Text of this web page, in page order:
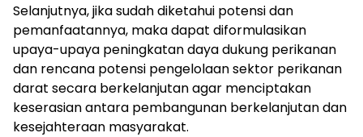
Selanjutnya, jika sudah diketahui potensi dan
pemanfaatannya, maka dapat diformulasikan
upaya-upaya peningkatan daya dukung perikanan
dan rencana potensi pengelolaan sektor perikanan
darat secara berkelanjutan agar menciptakan
keserasian antara pembangunan berkelanjutan dan
kesejahteraan masyarakat.